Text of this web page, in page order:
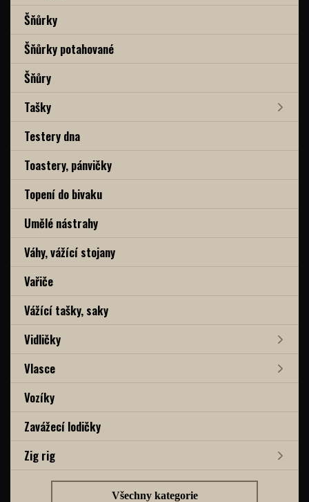
Šňůrky
Šňůrky potahované
Šňůry
Tašky
Testery dna
Toastery, pánvičky
Topení do bivaku
Umělé nástrahy
Váhy, vážící stojany
Vařiče
Vážící tašky, saky
Vidličky
Vlasce
Vozíky
Zavážecí lodičky
Zig rig
Všechny kategorie